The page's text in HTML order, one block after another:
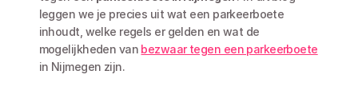
leggen we je precies uit wat een parkeerboete
inhoudt, welke regels er gelden en wat de
mogelijkheden van bezwaar tegen een parkeerboete
in Nijmegen zijn.